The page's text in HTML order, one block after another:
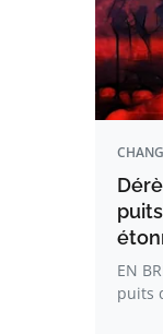
EN
puits